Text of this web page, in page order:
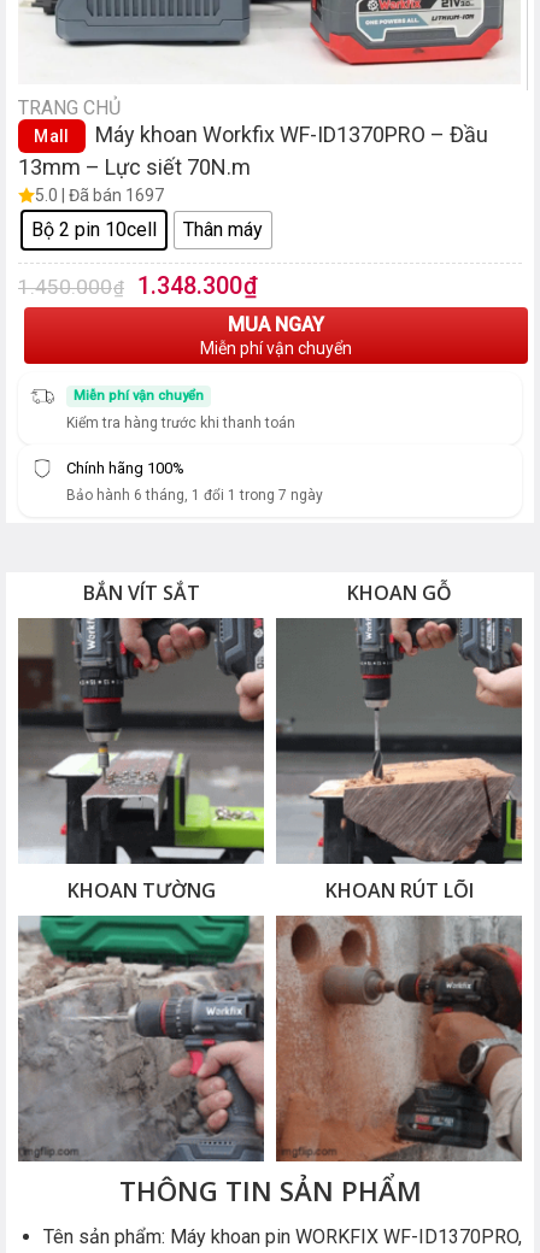
TRANG CHỦ
Mall
Máy khoan Workfix WF-ID1370PRO – Đầu
13mm – Lực siết 70N.m
5.0 | Đã bán 1697
Bộ 2 pin 10cell Thân máy
1.450.000₫
Giá
gốc
1.450.000₫.
1.348.300₫Giá
hiện
tại
là:
MUA NGAY
Miễn phí vận chuyển
Miễn phí vận chuyển
Kiểm tra hàng trước khi thanh toán
Chính hãng 100%
Bảo hành 6 tháng, 1 đổi 1 trong 7 ngày
BẮN VÍT SẮT KHOAN GỖ
KHOAN TƯỜNG KHOAN RÚT LÕI
THÔNG TIN SẢN PHẨM
Tên sản phẩm: Máy khoan pin WORKFIX WF-ID1370PRO,